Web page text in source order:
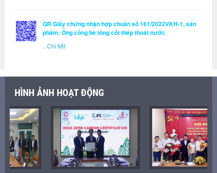
QR Giấy chứng nhận hợp chuẩn số 161/2022VKH-1, sản
phẩm: Ống cống bê tông cốt thép thoát nước
Chi tiết
HÌNH ẢNH HOẠT ĐỘNG